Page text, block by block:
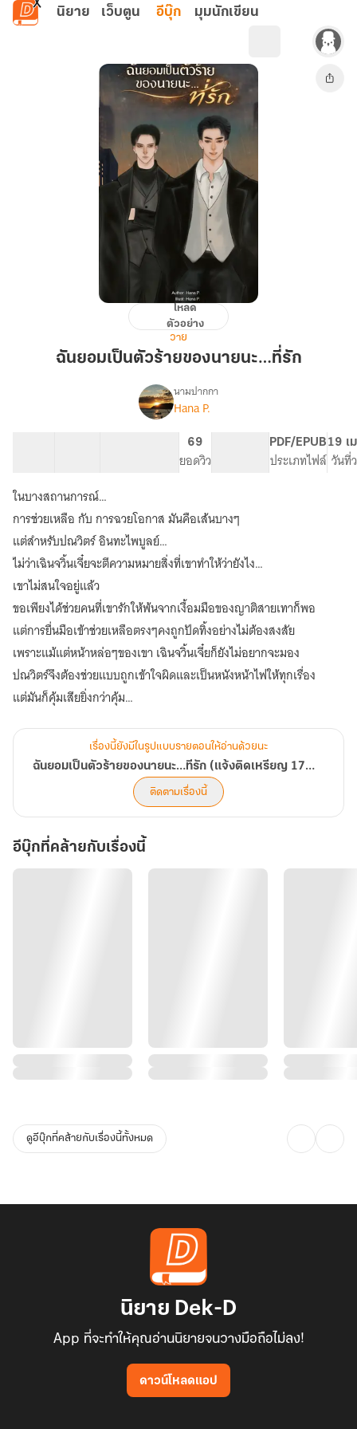
ข้ามไปยังเนื้อหาหลัก
นิยาย เว็บตูน อีบุ๊ก มุมนักเขียน
เป็น
โหลด
ตัวอย่าง
วาย
ฉันยอมเป็นตัวร้ายของนายนะ…ที่รัก
เรื่อง
ยอม
เป็น
ตัว
นาย
ที
รัก
ติด
เหรียญ
17/7/2026
เวลา
23.59
น.)
นามปากกา
Hana P.
69
ยอดวิว
PDF/EPUB
ประเภทไฟล์
19 เ
วันที่
ในบางสถานการณ์…
การช่วยเหลือ กับ การฉวยโอกาส มันคือเส้นบางๆ
แต่สำหรับปณวิตร์ อินทะไพบูลย์…
ไม่ว่าเฉินจวิ้นเจี๋ยจะตีความหมายสิ่งที่เขาทำให้ว่ายังไง…
เขาไม่สนใจอยู่แล้ว
ขอเพียงได้ช่วยคนที่เขารักให้พ้นจากเงื้อมมือของญาติสายเทาก็พอ
แต่การยื่นมือเข้าช่วยเหลือตรงๆคงถูกปัดทิ้งอย่างไม่ต้องสงสัย
เพราะแม้แต่หน้าหล่อๆของเขา เฉินจวิ้นเจี๋ยก็ยังไม่อยากจะมอง
ปณวิตร์จึงต้องช่วยแบบถูกเข้าใจผิดและเป็นหนังหน้าไฟให้ทุกเรื่อง
แต่มันก็คุ้มเสียยิ่งกว่าคุ้ม
เร่าร้อนเหลือเกิน
แม้จะถูกมองว่าเป็นคนชอบฉวยโอกาสก็ยอม
“เสี่ยวเจี๋ย เมตตาลูกชายของฉัน ด้วยปากของนายได้หรือเปล่า?”
เรื่องนี้ยังมีในรูปแบบรายตอนให้อ่านด้วยนะ
ฉันยอมเป็นตัวร้ายของนายนะ…ทีรัก (แจ้งติดเหรียญ 17/7/2026 เวลา 23.59 น.)
ติดตามเรื่องนี้
อีบุ๊กที่คล้ายกับเรื่องนี้
ดูอีบุ๊กที่คล้ายกับเรื่องนี้ทั้งหมด
นิยาย Dek-D
App ที่จะทำให้คุณอ่านนิยายจนวางมือถือไม่ลง!
ดาวน์โหลดแอป